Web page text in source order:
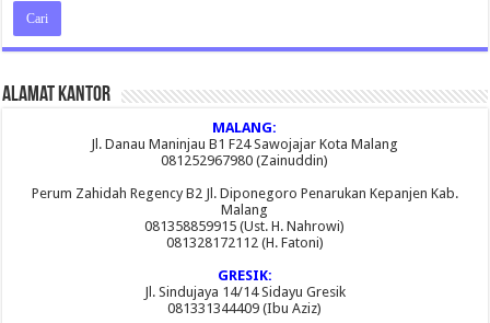
Alamat Kantor
MALANG:
Jl. Danau Maninjau B1 F24 Sawojajar Kota Malang
081252967980 (Zainuddin)
Perum Zahidah Regency B2 Jl. Diponegoro Penarukan Kepanjen Kab.
Malang
081358859915 (Ust. H. Nahrowi)
081328172112 (H. Fatoni)
GRESIK:
Jl. Sindujaya 14/14 Sidayu Gresik
081331344409 (Ibu Aziz)